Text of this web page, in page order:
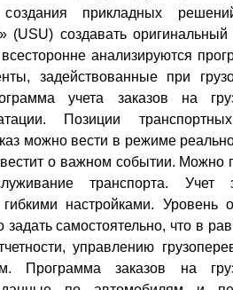
прикладных
(USU) создавать оригинальный
анализируются
задействованные при
учета заказов на
Позиции
можно вести в режиме
о важном событии. Можно
транспорта. Учет
настройками. Уровень
самостоятельно, что в
управлению
Программа заказов на